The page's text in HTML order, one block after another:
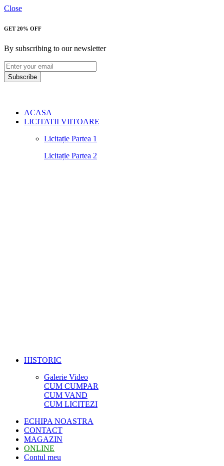
Close
GET 20% OFF
By subscribing to our newsletter
Subscribe
ACASA
LICITATII VIITOARE
Licitație Partea 1
Licitație Partea 2
HISTORIC
Galerie Video
CUM CUMPAR
CUM VAND
CUM LICITEZI
ECHIPA NOASTRA
CONTACT
MAGAZIN
ONLINE
Contul meu